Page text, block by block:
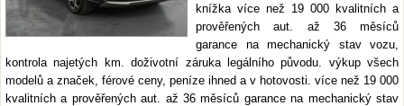
knížka více než 19 000 kvalitních a
prověřených aut. až 36 měsíců
garance na mechanický stav vozu,
kontrola najetých km. doživotní záruka legálního původu. výkup všech
modelů a značek, férové ceny, peníze ihned a v hotovosti. více než 19 000
kvalitních a prověřených aut. až 36 měsíců garance na mechanický stav